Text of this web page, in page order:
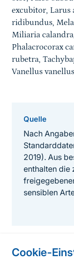
Cookie-
excubitor, Larus
ridibundus,
Miliaria
Phalacrocorax
rubetra,
Vanellus vanellus
Quelle
Nach
2019). Aus
enthalten die
sensiblen